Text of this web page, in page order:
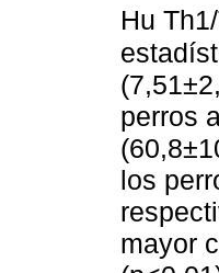
Hu
perros
los
mayor